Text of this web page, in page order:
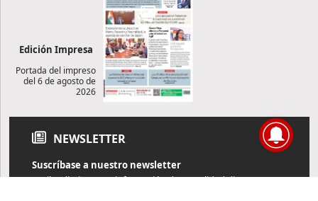
Edición Impresa
Portada del impreso
del 6 de agosto de
2026
NEWSLETTER
Suscríbase a nuestro newsletter
Reciba diariamente información de actualidad directamente en